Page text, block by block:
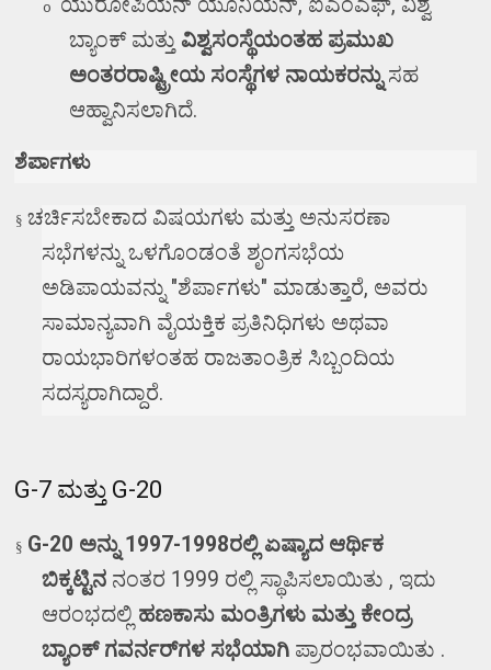
o
ಬ್ಯಾಂಕ್ ಮತ್ತು ವಿಶ್ವಸಂಸ್ಥೆಯಂತಹ ಪ್ರಮುಖ
ಅಂತರರಾಷ್ಟ್ರೀಯ ಸಂಸ್ಥೆಗಳ ನಾಯಕರನ್ನು ಸಹ
ಆಹ್ವಾನಿಸಲಾಗಿದೆ.
ಶೆರ್ಪಾಗಳು
§ ಚರ್ಚಿಸಬೇಕಾದ ವಿಷಯಗಳು ಮತ್ತು ಅನುಸರಣಾ
ಸಭೆಗಳನ್ನು ಒಳಗೊಂಡಂತೆ ಶೃಂಗಸಭೆಯ
ಅಡಿಪಾಯವನ್ನು "ಶೆರ್ಪಾಗಳು" ಮಾಡುತ್ತಾರೆ, ಅವರು
ಸಾಮಾನ್ಯವಾಗಿ ವೈಯಕ್ತಿಕ ಪ್ರತಿನಿಧಿಗಳು ಅಥವಾ
ರಾಯಭಾರಿಗಳಂತಹ ರಾಜತಾಂತ್ರಿಕ ಸಿಬ್ಬಂದಿಯ
ಸದಸ್ಯರಾಗಿದ್ದಾರೆ.
G-7 ಮತ್ತು G-20
§ G-20 ಅನ್ನು1997-1998ರಲ್ಲಿ ಏಷ್ಯಾದ ಆರ್ಥಿಕ
ಬಿಕ್ಕಟ್ಟಿನ ನಂತರ 1999 ರಲ್ಲಿ ಸ್ಥಾಪಿಸಲಾಯಿತು , ಇದು
ಆರಂಭದಲ್ಲಿ ಹಣಕಾಸು ಮಂತ್ರಿಗಳು ಮತ್ತು ಕೇಂದ್ರ
ಬ್ಯಾಂಕ್ ಗವರ್ನರ್‌ಗಳ ಸಭೆಯಾಗಿ ಪ್ರಾರಂಭವಾಯಿತು .